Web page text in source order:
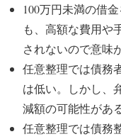
100万円未満の借
も、高額な費用や
されないので意味
任意整理では債務
は低い。しかし、
減額の可能性がある
任意整理では債務